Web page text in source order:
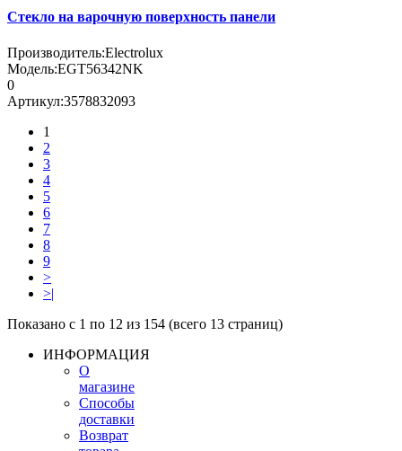
Стекло на варочную поверхность панели
Производитель:Electrolux
Модель:EGT56342NK
0
Артикул:3578832093
1
2
3
4
5
6
7
8
9
>
>|
Показано с 1 по 12 из 154 (всего 13 страниц)
ИНФОРМАЦИЯ
О
магазине
Способы
доставки
Возврат